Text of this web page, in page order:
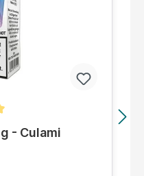
von 5 von 5 Sternen
- Culami